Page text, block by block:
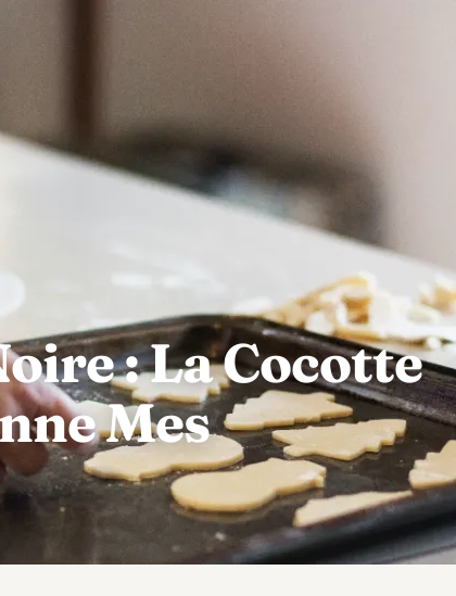
: La Cocotte
Mes